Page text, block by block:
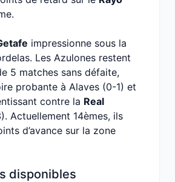
impressionne sous la
Les Azulones restent
5 matches sans défaite,
probante à Alaves (0-1) et
contre la Real
Actuellement 14èmes, ils
d’avance sur la zone
disponibles